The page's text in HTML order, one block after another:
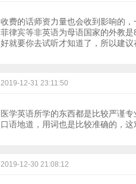
收费的话师资力量也会收到影响的
菲律宾等非英语为母语国家的外教
好就要你去试听才知道了，所以建议
2019-12-31 23:11:50
医学英语所学的东西都是比较严谨
口语地道，用词也是比较准确的，这
2019-12-30 21:08:12